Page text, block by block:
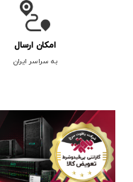
امکان ارسال
به سراسر ایران